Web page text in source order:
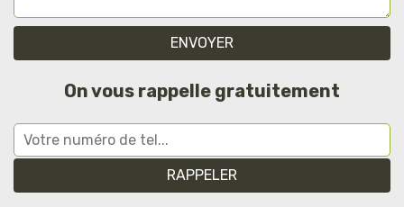
On vous rappelle gratuitement